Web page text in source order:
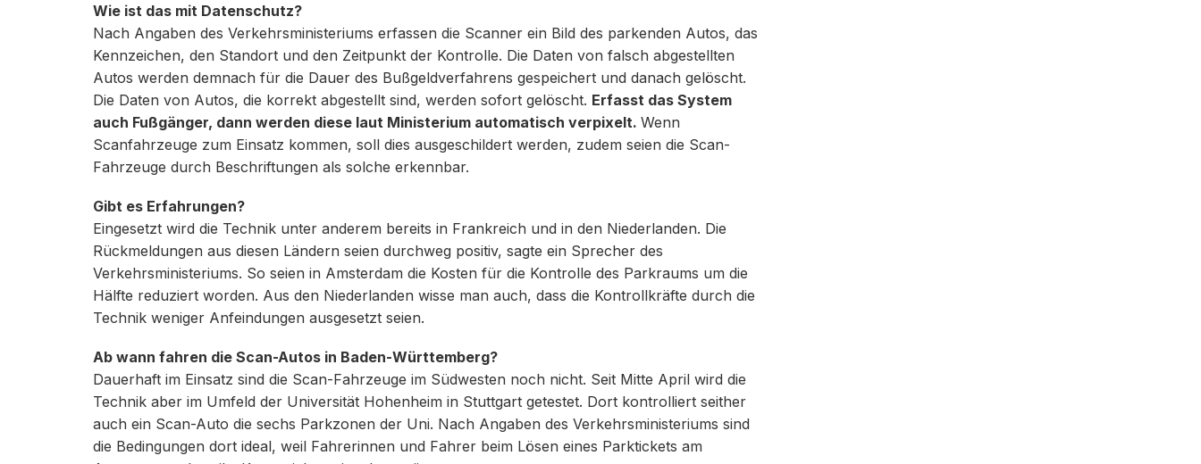
Wie ist das mit Datenschutz?
Nach Angaben des Verkehrsministeriums erfassen die Scanner ein Bild des parkenden Autos, das
Kennzeichen, den Standort und den Zeitpunkt der Kontrolle. Die Daten von falsch abgestellten
Autos werden demnach für die Dauer des Bußgeldverfahrens gespeichert und danach gelöscht.
Die Daten von Autos, die korrekt abgestellt sind, werden sofort gelöscht. Erfasst das System
auch Fußgänger, dann werden diese laut Ministerium automatisch verpixelt. Wenn
Scanfahrzeuge zum Einsatz kommen, soll dies ausgeschildert werden, zudem seien die Scan-
Fahrzeuge durch Beschriftungen als solche erkennbar.
Gibt es Erfahrungen?
Eingesetzt wird die Technik unter anderem bereits in Frankreich und in den Niederlanden. Die
Rückmeldungen aus diesen Ländern seien durchweg positiv, sagte ein Sprecher des
Verkehrsministeriums. So seien in Amsterdam die Kosten für die Kontrolle des Parkraums um die
Hälfte reduziert worden. Aus den Niederlanden wisse man auch, dass die Kontrollkräfte durch die
Technik weniger Anfeindungen ausgesetzt seien.
Ab wann fahren die Scan-Autos in Baden-Württemberg?
Dauerhaft im Einsatz sind die Scan-Fahrzeuge im Südwesten noch nicht. Seit Mitte April wird die
Technik aber im Umfeld der Universität Hohenheim in Stuttgart getestet. Dort kontrolliert seither
auch ein Scan-Auto die sechs Parkzonen der Uni. Nach Angaben des Verkehrsministeriums sind
die Bedingungen dort ideal, weil Fahrerinnen und Fahrer beim Lösen eines Parktickets am